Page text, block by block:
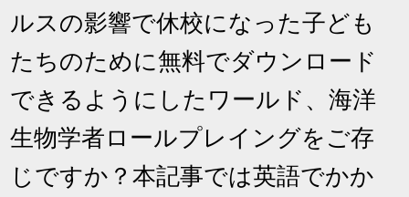
ルスの影響で休校になった子ども
たちのために無料でダウンロード
できるようにしたワールド、海洋
生物学者ロールプレイングをご存
じですか？本記事では英語でかか